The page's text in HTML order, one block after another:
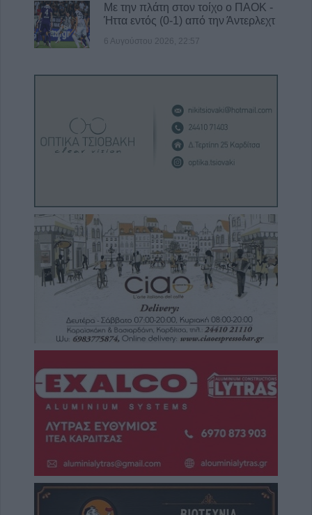
Με την πλάτη στον τοίχο ο ΠΑΟΚ -
Ήττα εντός (0-1) από την Άντερλεχτ
6 Αυγούστου 2026, 22:57